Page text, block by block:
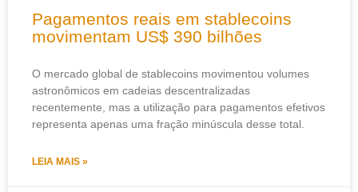
Pagamentos reais em stablecoins
movimentam US$ 390 bilhões
O mercado global de stablecoins movimentou volumes
astronômicos em cadeias descentralizadas
recentemente, mas a utilização para pagamentos efetivos
representa apenas uma fração minúscula desse total.
LEIA MAIS »